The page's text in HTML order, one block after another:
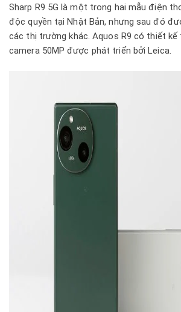
Sharp R9 5G là một trong hai mẫu điện
độc quyền tại Nhật Bản, nhưng sau đó
các thị trường khác. Aquos R9 có thiết kế
camera 50MP được phát triển bởi Leica.